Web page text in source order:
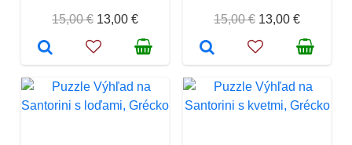
15,00 € 13,00 €
15,00 € 13,00 €